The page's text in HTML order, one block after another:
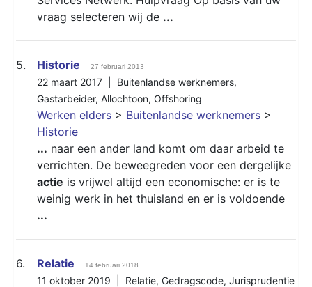
vraag selecteren wij de ...
5. Historie 27 februari 2013
22 maart 2017 | Buitenlandse werknemers,
Gastarbeider, Allochtoon, Offshoring
Werken elders > Buitenlandse werknemers >
Historie
... naar een ander land komt om daar arbeid te
verrichten. De beweegreden voor een dergelijke
actie is vrijwel altijd een economische: er is te
weinig werk in het thuisland en er is voldoende
...
6. Relatie 14 februari 2018
11 oktober 2019 | Relatie, Gedragscode, Jurisprudentie